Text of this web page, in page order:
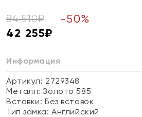
84 510₽ -50%
42 255₽
Информация
Артикул: 2729348
Металл:Золото 585
Вставки:Без вставок
Тип замка:Английский